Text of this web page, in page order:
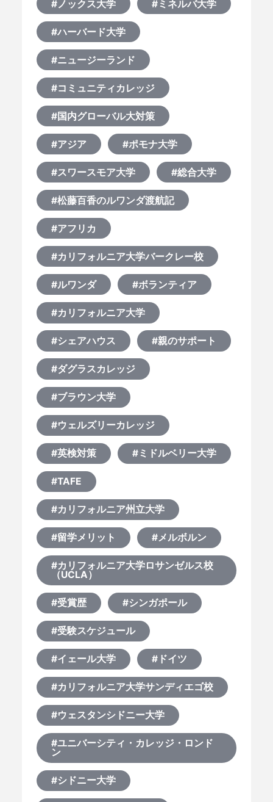
なぜ海外進学か？
どうやって？
何から始める？
ブログ
おすすめ特集
EVENTS
#ノックス大学 #ミネルバ大学
#ハーバード大学
#ニュージーランド
#コミュニティカレッジ
#国内グローバル大対策
#アジア #ポモナ大学
#スワースモア大学 #総合大学
#松藤百香のルワンダ渡航記
#アフリカ
#カリフォルニア大学バークレー校
#ルワンダ #ボランティア
#カリフォルニア大学
#シェアハウス #親のサポート
#ダグラスカレッジ
#ブラウン大学
#ウェルズリーカレッジ
#英検対策 #ミドルベリー大学
#TAFE
#カリフォルニア州立大学
#留学メリット #メルボルン
#カリフォルニア大学ロサンゼルス校
（UCLA）
#受賞歴 #シンガポール
#受験スケジュール
#イェール大学 #ドイツ
#カリフォルニア大学サンディエゴ校
#ウェスタンシドニー大学
#ユニバーシティ・カレッジ・ロンド
ン
#シドニー大学